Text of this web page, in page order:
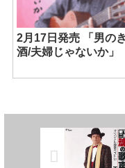
2月17日発売 「男の
酒/夫婦じゃないか」